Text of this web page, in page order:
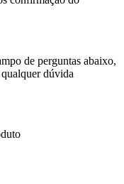
de perguntas abaixo,
qualquer dúvida